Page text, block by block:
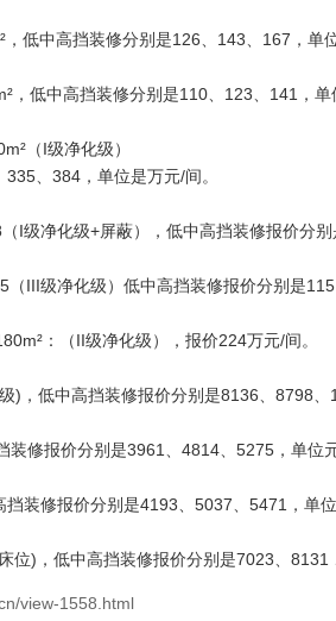
低中高挡装修分别是126、143、167，单
，低中高挡装修分别是110、123、141，
（I级净化级）
、384，单位是万元/间。
I级净化级+屏蔽），低中高挡装修报价分
（III级净化级）低中高挡装修报价分别是
：（II级净化级）， 报价224万元/间。
)，低中高挡装修报价分别是8136、8798
装修报价分别是3961、4814、5275，单位
装修报价分别是4193、5037、5471，单
位)，低中高挡装修报价分别是7023、
view-1558.html